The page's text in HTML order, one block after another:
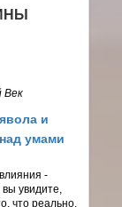
Век
и
умами
-
увидите,
что реально.